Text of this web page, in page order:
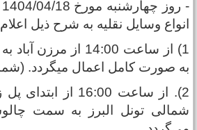
-
وسایل نقلیه به شرح ذیل اعلام
1) از ساعت 14:00 از
صورت کامل اعمال میگردد.
2). از ساعت 16:00 از
تونل البرز به سمت